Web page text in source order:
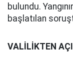
bulundu.
başlatılan
VALİLİKTEN